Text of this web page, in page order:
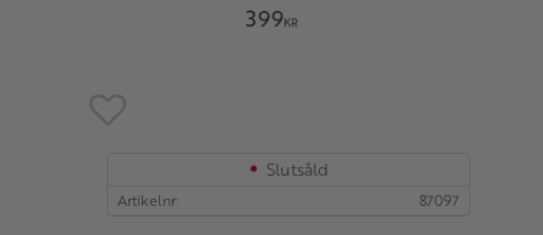
399KR
Lägg till i favoriter
Slutsåld
Artikelnr 87097